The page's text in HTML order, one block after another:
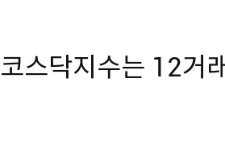
코스닥지수는 12거